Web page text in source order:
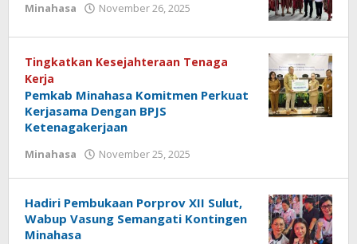
Minahasa November 26, 2025
Rotikan
Tingkatkan Kesejahteraan Tenaga
Kerja
Pemkab Minahasa Komitmen Perkuat
Kerjasama Dengan BPJS
Ketenagakerjaan
Minahasa November 25, 2025
Hadiri Pembukaan Porprov XII Sulut,
Wabup Vasung Semangati Kontingen
Minahasa